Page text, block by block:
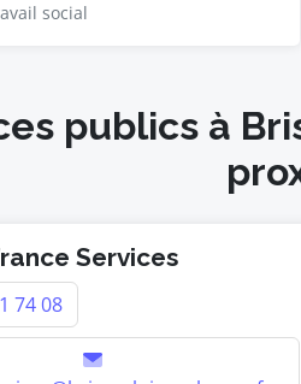
social
publics à
Services
74 08